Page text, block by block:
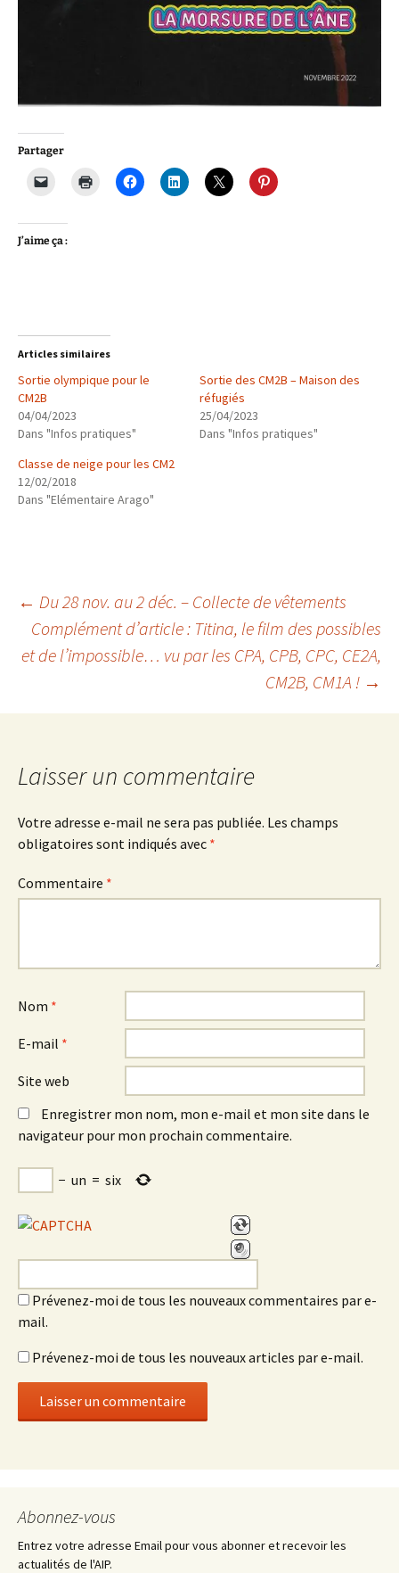
Partager
J’aime ça :
Articles similaires
Sortie olympique pour le
CM2B
04/04/2023
Dans "Infos pratiques"
Sortie des CM2B – Maison des
réfugiés
25/04/2023
Dans "Infos pratiques"
Classe de neige pour les CM2
12/02/2018
Dans "Elémentaire Arago"
Navigation
des
articles
← Du 28 nov. au 2 déc. – Collecte de vêtements
Complément d’article : Titina, le film des possibles
et de l’impossible… vu par les CPA, CPB, CPC, CE2A,
CM2B, CM1A ! →
Laisser un commentaire
Votre adresse e-mail ne sera pas publiée. Les champs
obligatoires sont indiqués avec *
Commentaire *
Nom *
E-mail *
Site web
Enregistrer mon nom, mon e-mail et mon site dans le
navigateur pour mon prochain commentaire.
− un = six
Prévenez-moi de tous les nouveaux commentaires par e-
mail.
Prévenez-moi de tous les nouveaux articles par e-mail.
Abonnez-vous
Entrez votre adresse Email pour vous abonner et recevoir les
actualités de l'AIP.